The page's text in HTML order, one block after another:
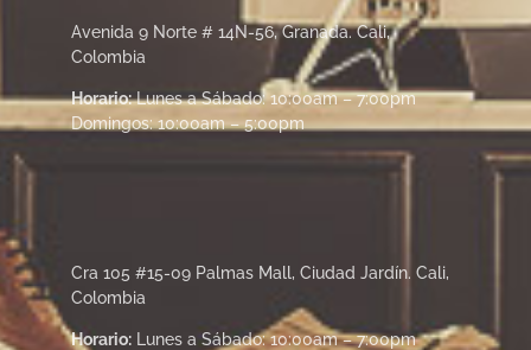
Avenida 9 Norte # 14N-56, Granada. Cali,
Colombia
Horario:Lunes a Sábado: 10:00am – 7:00pm
Domingos: 10:00am – 5:00pm
Cra 105 #15-09 Palmas Mall, Ciudad Jardín. Cali,
Colombia
Horario: Lunes a Sábado: 10:00am – 7:00pm